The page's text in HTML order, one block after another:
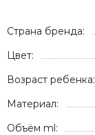
Страна бренда:
Цвет:
Возраст ребенка:
Материал:
Объём ml: